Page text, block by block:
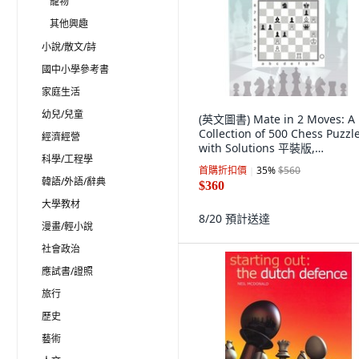
其他興趣
小說/散文/詩
國中小學參考書
家庭生活
幼兒/兒童
經濟經營
科學/工程學
韓語/外語/辭典
大學教材
漫畫/輕小說
社會政治
應試書/證照
旅行
歷史
藝術
(英文圖書) Mate in 2 Moves: A
Collection of 500 Chess
with Solutions 平裝版,
Independently Published, 英
首購折扣價 35%$560
$360
8/20 預計送達